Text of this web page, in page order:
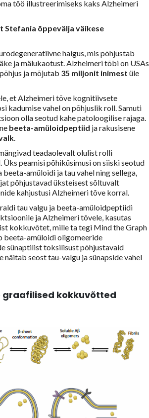
töö illustreerimiseks kaks Alzheimeri
Stefania õppevälja väikese
haigus, mis põhjustab
ja mälukaotust. Alzheimeri tõbi on USAs
ja mõjutab 35 miljonit inimest üle
et Alzheimeri tõve kognitiivsete
kadumise vahel on põhjuslik roll. Samuti
olla seotud kahe patoloogilise rajaga.
beeta-amüloidpeptiid ja rakusisene
teadaolevalt olulist rolli
Üks peamisi põhiküsimusi on siiski seotud
beeta-amüloidi ja tau vahel ning sellega,
põhjustavad üksteisest sõltuvalt
kahjustusi Alzheimeri tõve korral.
tau valgu ja beeta-amüloidpeptiidi
ja Alzheimeri tõvele, kasutas
kokkuvõtet, mille ta tegi Mind the Graph
beeta-amüloidi oligomeeride
sünaptilist toksilisust põhjustavaid
näitab seost tau-valgu ja sünapside vahel
graafilised kokkuvõtted